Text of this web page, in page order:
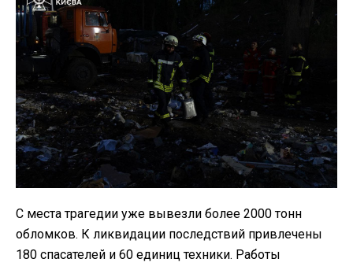
С места трагедии уже вывезли более 2000 тонн
обломков. К ликвидации последствий привлечены
180 спасателей и 60 единиц техники. Работы